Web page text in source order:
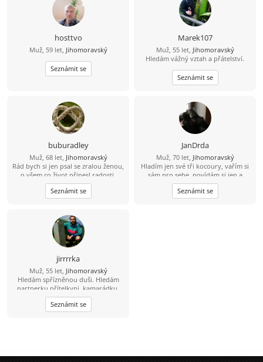
hosttvo
Muž, 59 let, Jihomoravský
Seznámit se
Marek107
Muž, 55 let, Jihomoravský
Hledám vážný vztah a přátelství.
Seznámit se
buburadley
Muž, 68 let, Jihomoravský
Rád bych si jen psal se zralou ženou,
o všem co život přinesl radosti,
zklamání - i o sexu a zkušenostech s
partnery, Touhách a tajných
nesplněných přáních - zatím však jen
Seznámit se
JanDrda
Muž, 70 let, Jihomoravský
Hladím jen své tři kocoury, vařím si
sám pro sebe, povídám si jen a
občas se svými přáteli a kamarády.
Proto se cítím osamělý. Pomůže mi
některá tento stav změnit? Bydlím
Seznámit se
jirrrrka
Muž, 55 let, Jihomoravský
Hledám spřízněnou duši. Hledám
partnerku přítelkyni, kamarádku,
milenku v jedné osobě.
Nedoslýchám, mluvím standardně,
jako introvert mám málo příležitostí
Seznámit se